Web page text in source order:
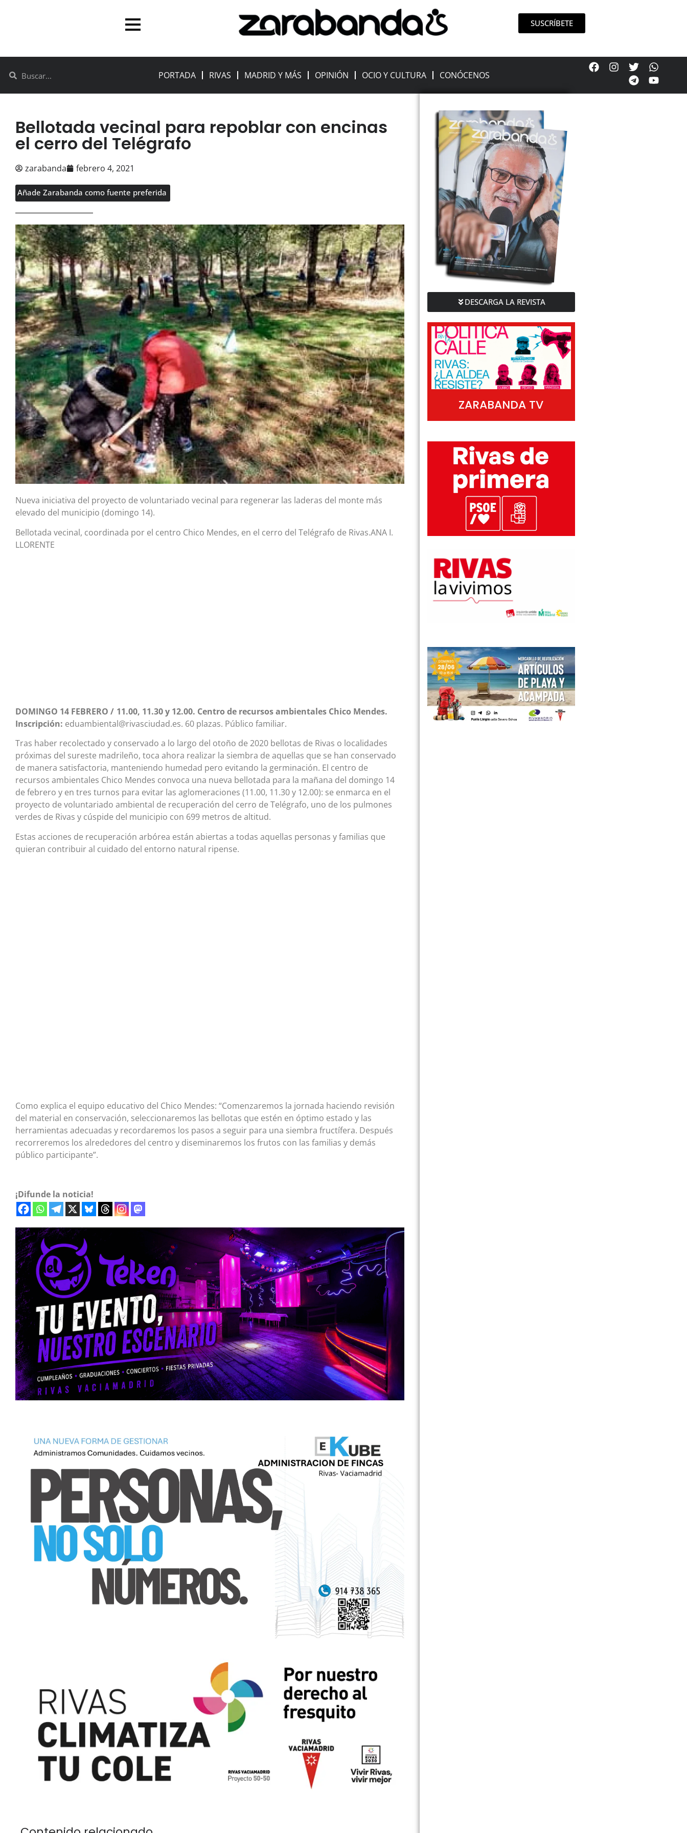
SUSCRÍBETE
PORTADA RIVAS MADRID Y MÁS OPINIÓN OCIO Y CULTURA CONÓCENOS
Bellotada vecinal para repoblar con encinas
el cerro del Telégrafo
zarabanda febrero 4, 2021
Añade Zarabanda como fuente preferida
Nueva iniciativa del proyecto de voluntariado vecinal para regenerar las laderas del monte más
elevado del municipio (domingo 14).
Bellotada vecinal, coordinada por el centro Chico Mendes, en el cerro del Telégrafo de Rivas.ANA I.
LLORENTE
DOMINGO 14 FEBRERO / 11.00, 11.30 y 12.00. Centro de recursos ambientales Chico Mendes.
Inscripción: eduambiental@rivasciudad.es. 60 plazas. Público familiar.
Tras haber recolectado y conservado a lo largo del otoño de 2020 bellotas de Rivas o localidades
próximas del sureste madrileño, toca ahora realizar la siembra de aquellas que se han conservado
de manera satisfactoria, manteniendo humedad pero evitando la germinación. El centro de
recursos ambientales Chico Mendes convoca una nueva bellotada para la mañana del domingo 14
de febrero y en tres turnos para evitar las aglomeraciones (11.00, 11.30 y 12.00): se enmarca en el
proyecto de voluntariado ambiental de recuperación del cerro de Telégrafo, uno de los pulmones
verdes de Rivas y cúspide del municipio con 699 metros de altitud.
Estas acciones de recuperación arbórea están abiertas a todas aquellas personas y familias que
quieran contribuir al cuidado del entorno natural ripense.
Como explica el equipo educativo del Chico Mendes: “Comenzaremos la jornada haciendo revisión
del material en conservación, seleccionaremos las bellotas que estén en óptimo estado y las
herramientas adecuadas y recordaremos los pasos a seguir para una siembra fructífera. Después
recorreremos los alrededores del centro y diseminaremos los frutos con las familias y demás
público participante”.
¡Difunde la noticia!
DESCARGA LA REVISTA
ZARABANDA TV